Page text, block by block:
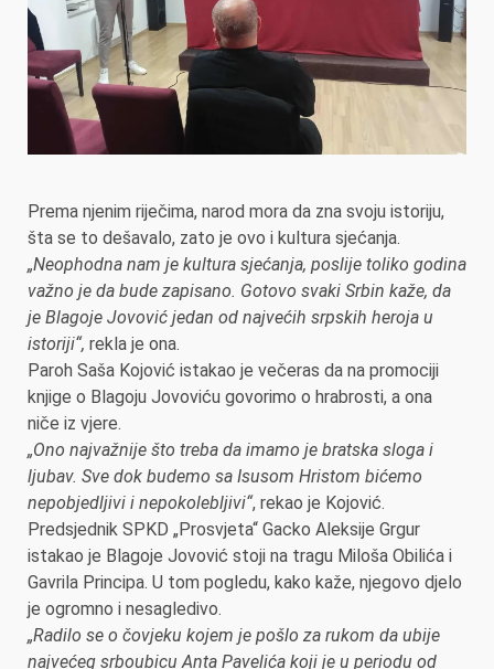
Prema njenim riječima, narod mora da zna svoju istoriju,
šta se to dešavalo, zato je ovo i kultura sjećanja.
„Neophodna nam je kultura sjećanja, poslije toliko godina
važno je da bude zapisano. Gotovo svaki Srbin kaže, da
je Blagoje Jovović jedan od najvećih srpskih heroja u
istoriji“, rekla je ona.
Paroh Saša Kojović istakao je večeras da na promociji
knjige o Blagoju Jovoviću govorimo o hrabrosti, a ona
niče iz vjere.
„Ono najvažnije što treba da imamo je bratska sloga i
ljubav. Sve dok budemo sa Isusom Hristom bićemo
nepobjedljivi i nepokolebljivi“, rekao je Kojović.
Predsjednik SPKD „Prosvjeta“ Gacko Aleksije Grgur
istakao je Blagoje Jovović stoji na tragu Miloša Obilića i
Gavrila Principa. U tom pogledu, kako kaže, njegovo djelo
je ogromno i nesagledivo.
„Radilo se o čovjeku kojem je pošlo za rukom da ubije
najvećeg srboubicu Anta Pavelića koji je u periodu od